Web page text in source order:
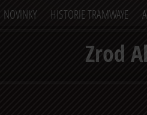
NOVINKY HISTORIE TRAMWAYE
Zrod